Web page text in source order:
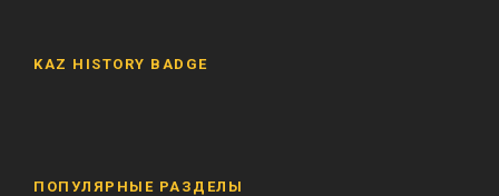
KAZ HISTORY BADGE
ПОПУЛЯРНЫЕ РАЗДЕЛЫ